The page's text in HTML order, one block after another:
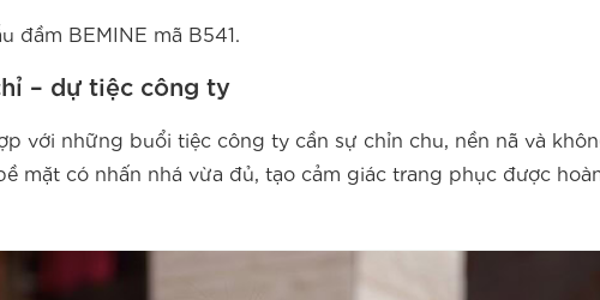
đầm BEMINE mã B541.
– dự tiệc công ty
với những buổi tiệc công ty cần sự chỉn chu, nền nã và
mặt có nhấn nhá vừa đủ, tạo cảm giác trang phục được